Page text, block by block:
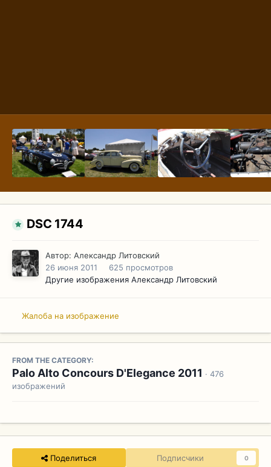
DSC 1744
Автор: Александр Литовский
26 июня 2011
625 просмотров
Другие изображения Александр Литовский
Жалоба на изображение
FROM THE CATEGORY:
Palo Alto Concours D'Elegance 2011 · 476
изображений
Поделиться Подписчики 0